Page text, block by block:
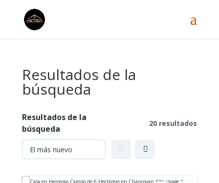
Resultados de la
búsqueda
Resultados de la
búsqueda
20 resultados